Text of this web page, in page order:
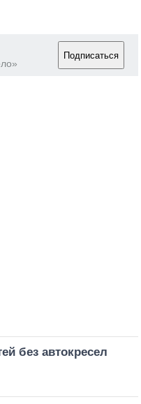
Подписаться
без автокресел